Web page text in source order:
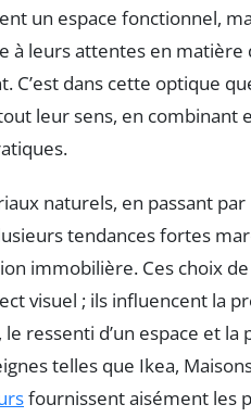
un espace fonctionnel,
à leurs attentes en
C’est dans cette optique
leur sens, en combinant
naturels, en passant par
tendances fortes
immobilière. Ces choix
visuel ; ils influencent la
ressenti d’un espace et la
telles que Ikea,
fournissent aisément les